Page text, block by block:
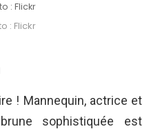
: Flickr
: Flickr
! Mannequin, actrice et
sophistiquée est